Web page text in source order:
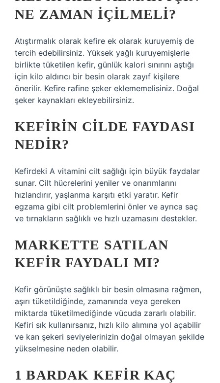
NE ZAMAN IÇILMELI?
Atıştırmalık olarak kefire ek olarak kuruyemiş de
tercih edebilirsiniz. Yüksek yağlı kuruyemişlerle
birlikte tüketilen kefir, günlük kalori sınırını aştığı
için kilo aldırıcı bir besin olarak zayıf kişilere
önerilir. Kefire rafine şeker eklememelisiniz. Doğal
şeker kaynakları ekleyebilirsiniz.
KEFIRIN CILDE FAYDASI
NEDIR?
Kefirdeki A vitamini cilt sağlığı için büyük faydalar
sunar. Cilt hücrelerini yeniler ve onarımlarını
hızlandırır, yaşlanma karşıtı etki yaratır. Kefir
egzama gibi cilt problemlerini önler ve ayrıca saç
ve tırnakların sağlıklı ve hızlı uzamasını destekler.
MARKETTE SATILAN
KEFIR FAYDALI MI?
Kefir görünüşte sağlıklı bir besin olmasına rağmen,
aşırı tüketildiğinde, zamanında veya gereken
miktarda tüketilmediğinde vücuda zararlı olabilir.
Kefiri sık kullanırsanız, hızlı kilo alımına yol açabilir
ve kan şekeri seviyelerinizin doğal olmayan şekilde
yükselmesine neden olabilir.
1 BARDAK KEFIR KAÇ